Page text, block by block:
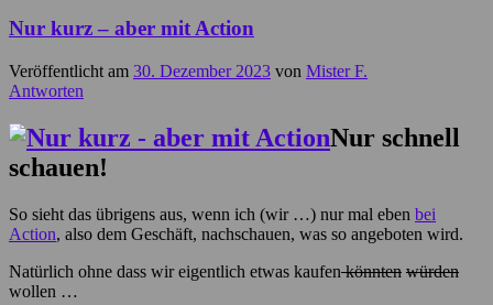
Nur kurz – aber mit Action
Veröffentlicht am 30. Dezember 2023 von Mister F.
Antworten
Nur schnell
schauen!
So sieht das übrigens aus, wenn ich (wir …) nur mal eben bei
Action, also dem Geschäft, nachschauen, was so angeboten wird.
Natürlich ohne dass wir eigentlich etwas kaufenkönnten würden
wollen …